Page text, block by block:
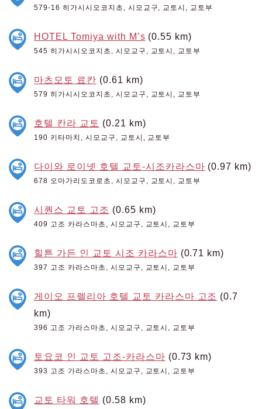
579-16 히가시시오코지초, 시모교구, 교토시, 교토부
HOTEL Tomiya with M’s (0.55 km)
545 히가시시오코지초, 시모교구, 교토시, 교토부
마츠모토 료칸 (0.61 km)
579 히가시시오코지초, 시모교구, 교토시, 교토부
호텔 칸라 교토 (0.21 km)
190 키타마치, 시모교구, 교토시, 교토부
다이와 로이넷 호텔 교토-시조카라스마 (0.97 km)
678 오마가리도코로초, 시모교구, 교토시, 교토부
시퀀스 교토 고조 (0.65 km)
409 고조 카라스마초, 시모교구, 교토시, 교토부
힐튼 가든 인 교토 시조 카라스마 (0.71 km)
397 고조 카라스마초, 시모교구, 교토시, 교토부
게이오 프렐리아 호텔 교토 카라스마 고조 (0.7
km)
396 고조 가라스마초, 시모교구, 교토시, 교토부
토요코 인 교토 고조-카라스마 (0.73 km)
393 고조 가라스마초, 시모교구, 교토시, 교토부
교토 타워 호텔 (0.58 km)